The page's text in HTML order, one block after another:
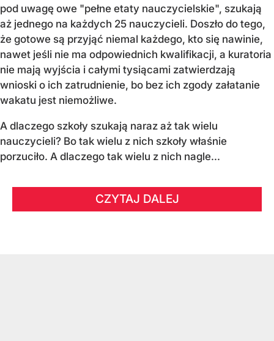
pod uwagę owe "pełne etaty nauczycielskie", szukają
aż jednego na każdych 25 nauczycieli. Doszło do tego,
że gotowe są przyjąć niemal każdego, kto się nawinie,
nawet jeśli nie ma odpowiednich kwalifikacji, a kuratoria
nie mają wyjścia i całymi tysiącami zatwierdzają
wnioski o ich zatrudnienie, bo bez ich zgody załatanie
wakatu jest niemożliwe.
A dlaczego szkoły szukają naraz aż tak wielu
nauczycieli? Bo tak wielu z nich szkoły właśnie
porzuciło. A dlaczego tak wielu z nich nagle...
CZYTAJ DALEJ